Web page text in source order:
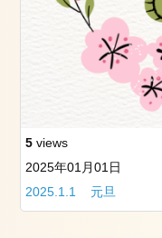
5 views
2025年01月01日
2025.1.1 元旦